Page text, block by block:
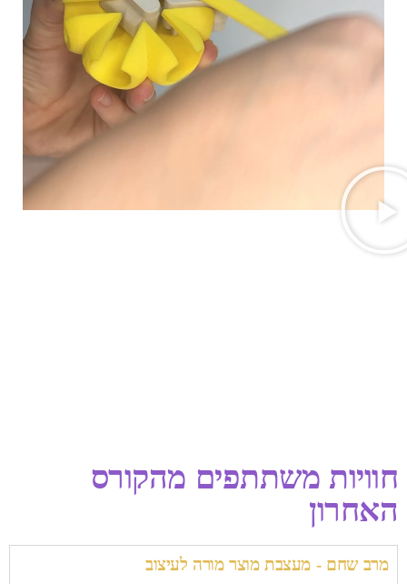
חוויות משתתפים מהקורס
האחרון
מרב שחם - מעצבת מוצר מורה לעיצוב